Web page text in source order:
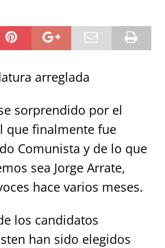
arreglada
sorprendido por el
que finalmente fue
Comunista y de lo que
sea Jorge Arrate,
hace varios meses.
los candidatos
han sido elegidos